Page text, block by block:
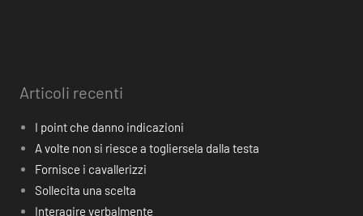
Articoli recenti
I point che danno indicazioni
A volte non si riesce a togliersela dalla testa
Fornisce i cavallerizzi
Sollecita una scelta
Interagire verbalmente